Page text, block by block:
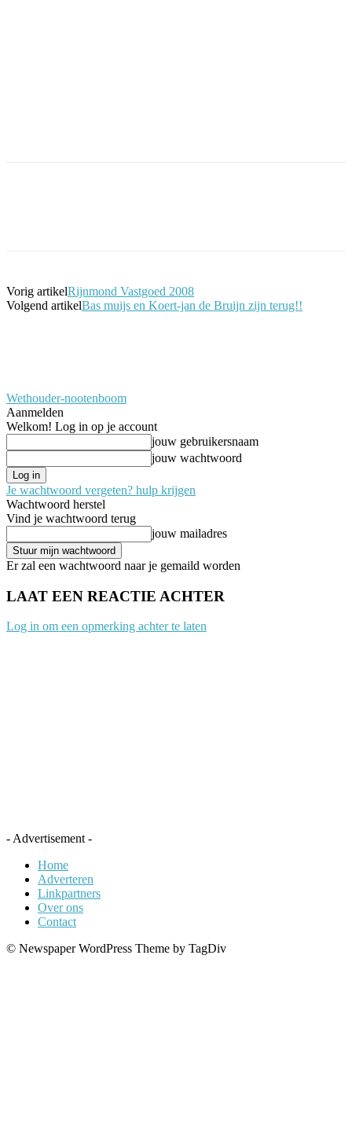
Vorig artikelRijnmond Vastgoed 2008
Volgend artikelBas muijs en Koert-jan de Bruijn zijn terug!!
Wethouder-nootenboom
Aanmelden
Welkom! Log in op je account
jouw gebruikersnaam
jouw wachtwoord
Je wachtwoord vergeten? hulp krijgen
Wachtwoord herstel
Vind je wachtwoord terug
jouw mailadres
Er zal een wachtwoord naar je gemaild worden
LAAT EEN REACTIE ACHTER
Log in om een opmerking achter te laten
- Advertisement -
Home
Adverteren
Linkpartners
Over ons
Contact
© Newspaper WordPress Theme by TagDiv